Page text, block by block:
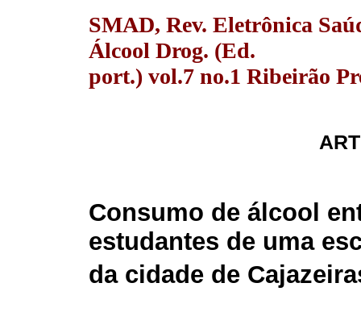
SMAD, Rev. Eletrônica
Álcool Drog. (Ed.
port.) vol.7 no.1 Ribeirão
Consumo de álcool
estudantes de uma
da cidade de